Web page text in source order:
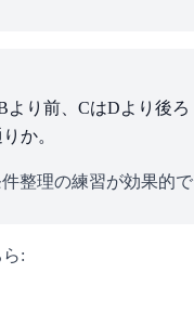
り前、CはDより後ろ
か。
整理の練習が効果的で
: